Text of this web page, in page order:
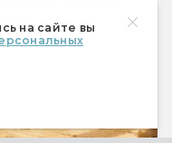
на сайте вы